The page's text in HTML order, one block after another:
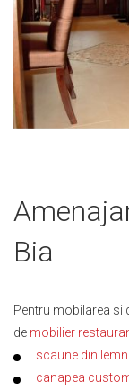
Bia
Pentru mobilarea si
de mobilier
scaune din
canapea
Skip
to
beginning
images
gallery